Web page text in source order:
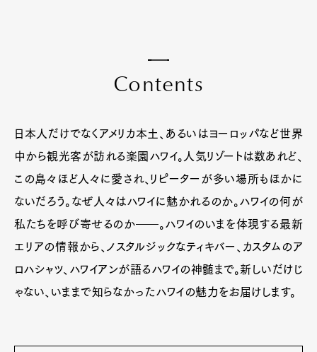
Contents
日本人だけでなくアメリカ本土、あるいはヨーロッパなど世界
中から観光客が訪れる楽園ハワイ。人気リゾートは数あれど、
この島々ほど人々に愛され、リピーターが多い場所もほかに
ないだろう。なぜ人々はハワイに魅かれるのか。ハワイの何が
私たちを呼び寄せるのか――。ハワイのいまを体現する最新
エリアの情報から、ノスタルジックなティキバー、カスタムのア
ロハシャツ、ハワイアンが語るハワイの神髄まで。新しいだけじ
ゃない、いままで知らなかったハワイの魅力をお届けします。